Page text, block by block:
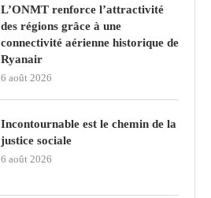
L’ONMT renforce l’attractivité
des régions grâce à une
connectivité aérienne historique de
Ryanair
6 août 2026
Incontournable est le chemin de la
justice sociale
6 août 2026